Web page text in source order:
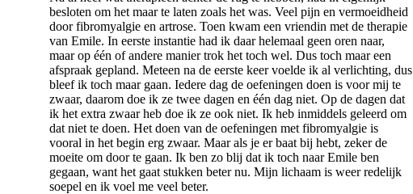
besloten om het maar te laten zoals het was. Veel pijn en vermoeidheid
door fibromyalgie en artrose. Toen kwam een vriendin met de therapie
van Emile. In eerste instantie had ik daar helemaal geen oren naar,
maar op één of andere manier trok het toch wel. Dus toch maar een
afspraak gepland. Meteen na de eerste keer voelde ik al verlichting, dus
bleef ik toch maar gaan. Iedere dag de oefeningen doen is voor mij te
zwaar, daarom doe ik ze twee dagen en één dag niet. Op de dagen dat
ik het extra zwaar heb doe ik ze ook niet. Ik heb inmiddels geleerd om
dat niet te doen. Het doen van de oefeningen met fibromyalgie is
vooral in het begin erg zwaar. Maar als je er baat bij hebt, zeker de
moeite om door te gaan. Ik ben zo blij dat ik toch naar Emile ben
gegaan, want het gaat stukken beter nu. Mijn lichaam is weer redelijk
soepel en ik voel me veel beter.